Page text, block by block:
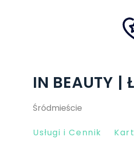
IN BEAUTY |
Śródmieście
Usługi i Cennik